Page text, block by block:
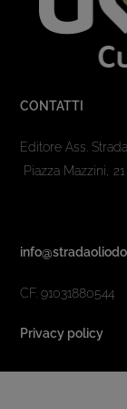
CONTATTI
Editore Ass.
Piazza Mazzini,
CF. 91031880544
Privacy policy